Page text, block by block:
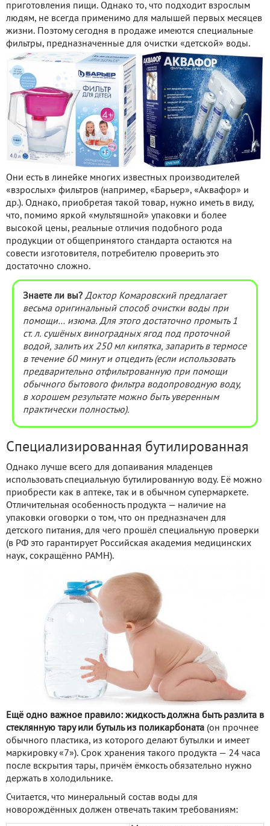
приготовления пищи. Однако то, что подходит взрослым
людям, не всегда применимо для малышей первых месяцев
жизни. Поэтому сегодня в продаже имеются специальные
фильтры, предназначенные для очистки «детской» воды.
Они есть в линейке многих известных производителей
«взрослых» фильтров (например, «Барьер», «Аквафор» и
др.). Однако, приобретая такой товар, нужно иметь в виду,
что, помимо яркой «мультяшной» упаковки и более
высокой цены, реальные отличия подобного рода
продукции от общепринятого стандарта остаются на
совести изготовителя, потребителю проверить это
достаточно сложно.
Знаете ли вы? Доктор Комаровский предлагает
весьма оригинальный способ очистки воды при
помощи… изюма. Для этого достаточно промыть 1
ст. л. сушёных виноградных ягод под проточной
водой, залить их 250 мл кипятка, запарить в термосе
в течение 60 минут и отцедить (если использовать
предварительно отфильтрованную при помощи
обычного бытового фильтра водопроводную воду,
в хорошем результате можно быть уверенным
практически полностью).
Специализированная бутилированная
Однако лучше всего для допаивания младенцев
использовать специальную бутилированную воду. Её можно
приобрести как в аптеке, так и в обычном супермаркете.
Отличительная особенность продукта — наличие на
упаковки оговорки о том, что он предназначен для
детского питания, для чего прошёл специальную проверки
(в РФ это гарантирует Российская академия медицинских
наук, сокращённо РАМН).
Ещё одно важное правило: жидкость должна быть разлита в
стеклянную тару или бутыль из поликарбоната (он прочнее
обычного пластика, из которого делают бутылки и имеет
маркировку «7»). Срок хранения такого продукта — 24 часа
после вскрытия тары, причём ёмкость обязательно нужно
держать в холодильнике.
Считается, что минеральный состав воды для
новорождённых должен отвечать таким требованиям: